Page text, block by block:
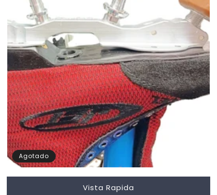
Agotado
Vista Rapida